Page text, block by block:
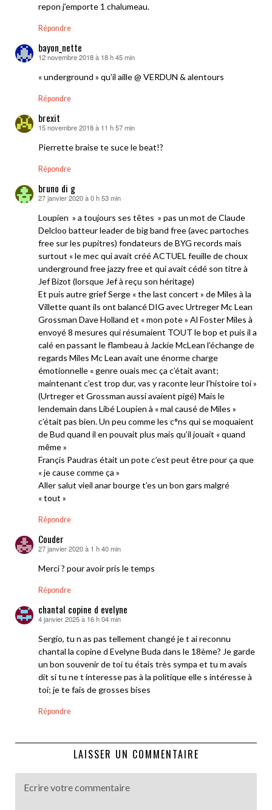
repon j’emporte 1 chalumeau.
Répondre
bayon_nette
dit :
12 novembre 2018 à 18 h 45 min
« underground » qu’il aille @ VERDUN & alentours
Répondre
brexit
dit :
15 novembre 2018 à 11 h 57 min
Pierrette braise te suce le beat!?
Répondre
bruno di g
dit :
27 janvier 2020 à 0 h 53 min
Loupien » a toujours ses têtes » pas un mot de Claude
Delcloo batteur leader de big band free (avec partoches
free sur les pupitres) fondateurs de BYG records mais
surtout « le mec qui avait créé ACTUEL feuille de choux
underground free jazzy free et qui avait cédé son titre à
Jef Bizot (lorsque Jef à reçu son héritage)
Et puis autre grief Serge « the last concert » de Miles à la
Villette quant ils ont balancé DIG avec Urtreger Mc Lean
Grossman Dave Holland et « mon pote » Al Foster Miles à
envoyé 8 mesures qui résumaient TOUT le bop et puis il a
calé en passant le flambeau à Jackie McLean l’échange de
regards Miles Mc Lean avait une énorme charge
émotionnelle « genre ouais mec ça c’était avant;
maintenant c’est trop dur, vas y raconte leur l’histoire toi »
(Urtreger et Grossman aussi avaient pigé) Mais le
lendemain dans Libé Loupien à « mal causé de Miles »
c’était pas bien. Un peu comme les c°ns qui se moquaient
de Bud quand il en pouvait plus mais qu’il jouait « quand
même »
Françis Paudras était un pote c’est peut être pour ça que
« je cause comme ça »
Aller salut vieil anar bourge t’es un bon gars malgré
« tout »
Répondre
Couder
dit :
27 janvier 2020 à 1 h 40 min
Merci ? pour avoir pris le temps
Répondre
chantal copine d evelyne
dit :
4 janvier 2025 à 16 h 04 min
Sergio, tu n as pas tellement changé je t ai reconnu
chantal la copine d Evelyne Buda dans le 18ème? Je garde
un bon souvenir de toi tu étais très sympa et tu m avais
dit si tu ne t interesse pas à la politique elle s intéresse à
toi; je te fais de grosses bises
Répondre
LAISSER UN COMMENTAIRE